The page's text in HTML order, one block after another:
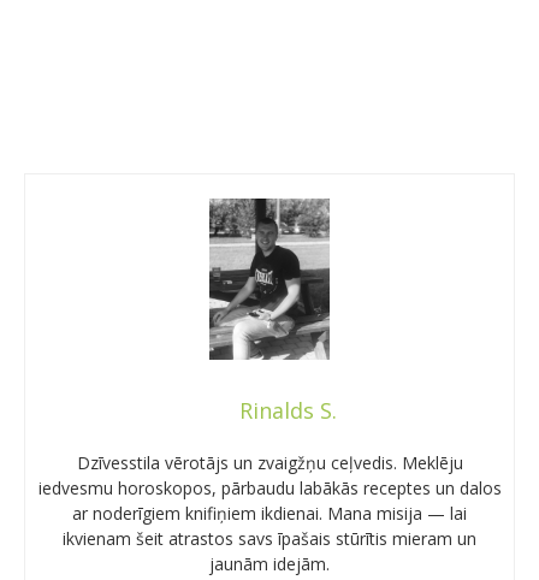
Rinalds S.
Dzīvesstila vērotājs un zvaigžņu ceļvedis. Meklēju
iedvesmu horoskopos, pārbaudu labākās receptes un dalos
ar noderīgiem knifiņiem ikdienai. Mana misija — lai
ikvienam šeit atrastos savs īpašais stūrītis mieram un
jaunām idejām.